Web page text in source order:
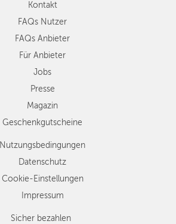
Kontakt
FAQs Nutzer
FAQs Anbieter
Für Anbieter
Jobs
Presse
Magazin
Geschenkgutscheine
Nutzungsbedingungen
Datenschutz
Cookie-Einstellungen
Impressum
Sicher bezahlen